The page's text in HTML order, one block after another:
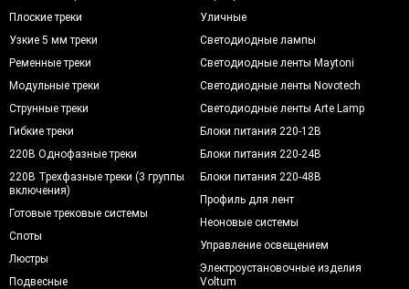
Плоские треки
Узкие 5 мм треки
Ременные треки
Модульные треки
Струнные треки
Гибкие треки
220В Однофазные треки
220В Трехфазные треки (3 группы
включения)
Готовые трековые системы
Споты
Люстры
Подвесные
Уличные
Светодиодные лампы
Светодиодные ленты Maytoni
Светодиодные ленты Novotech
Светодиодные ленты Arte Lamp
Блоки питания 220-12В
Блоки питания 220-24В
Блоки питания 220-48В
Профиль для лент
Неоновые системы
Управление освещением
Электроустановочные изделия
Voltum